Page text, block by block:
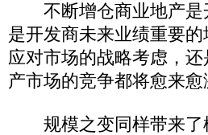
不断增仓商业地产是
是开发商未来业绩重要
应对市场的战略考虑，
产市场的竞争都将愈来愈
规模之变同样带来了